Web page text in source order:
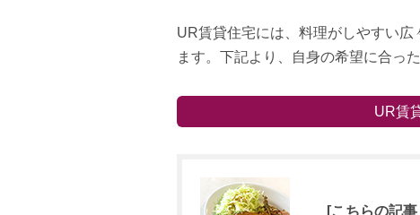
UR賃貸住宅には、料理がしやすい
ます。下記より、自身の希望に合っ
UR賃
[こちらの記事